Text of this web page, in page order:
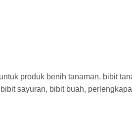
produk benih tanaman, bibit
sayuran, bibit buah,